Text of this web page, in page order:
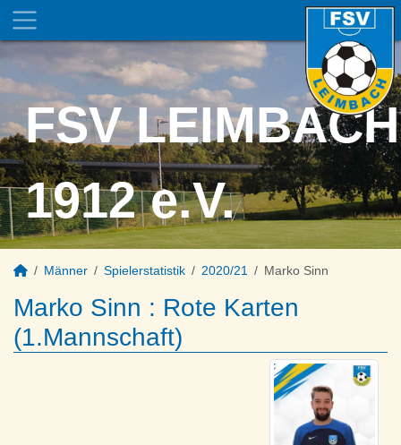
FSV LEIMBACH
1912 e.V.
Männer Spielerstatistik 2020/21 Marko Sinn
Marko Sinn : Rote Karten
(1.Mannschaft)